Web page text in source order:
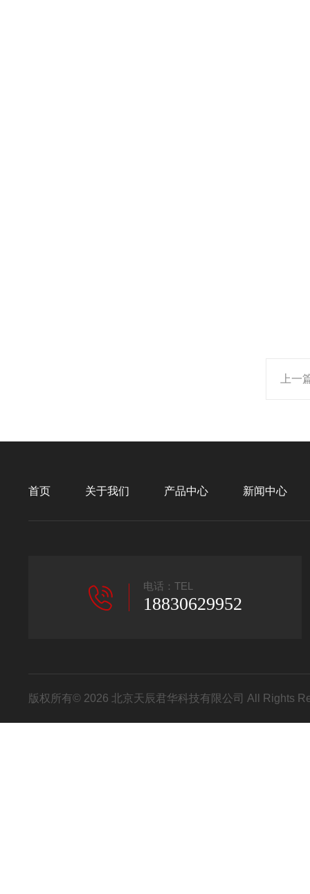
上一
首页 关于我们 产品中心 新闻中心
电话：TEL
18830629952
版权所有© 2026 北京天辰君华科技有限公司 All Rights